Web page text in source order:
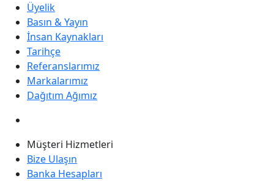
Üyelik
Basın & Yayın
İnsan Kaynakları
Tarihçe
Referanslarımız
Markalarımız
Dağıtım Ağımız
Müşteri Hizmetleri
Bize Ulaşın
Banka Hesapları